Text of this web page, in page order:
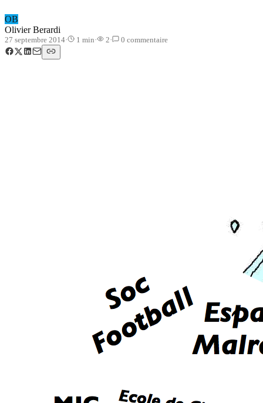
OB
Olivier Berardi
27 septembre 2014· 1 min· 2· 0 commentaire